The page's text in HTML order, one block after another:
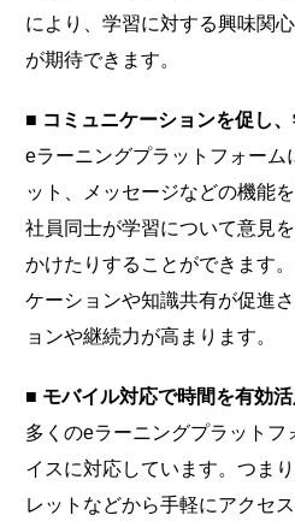
により、学習に対する興味関
が期待できます。
■ コミュニケーションを促し
eラーニングプラットフォーム
ット、メッセージなどの機能
社員同士が学習について意見
かけたりすることができます
ケーションや知識共有が促進
ョンや継続力が高まります。
■ モバイル対応で時間を有効活
多くのeラーニングプラット
イスに対応しています。つま
レットなどから手軽にアクセ